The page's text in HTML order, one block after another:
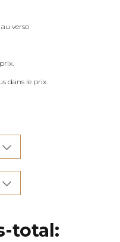
verso
dans le prix.
total: